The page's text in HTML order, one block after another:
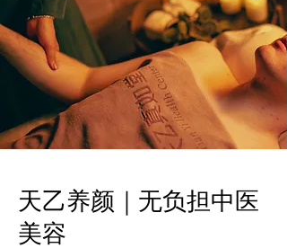
天乙养颜｜无负担中医
美容